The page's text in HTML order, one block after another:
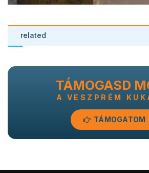
related
TÁMOGASD
A VESZPRÉM
TÁMOGATOM